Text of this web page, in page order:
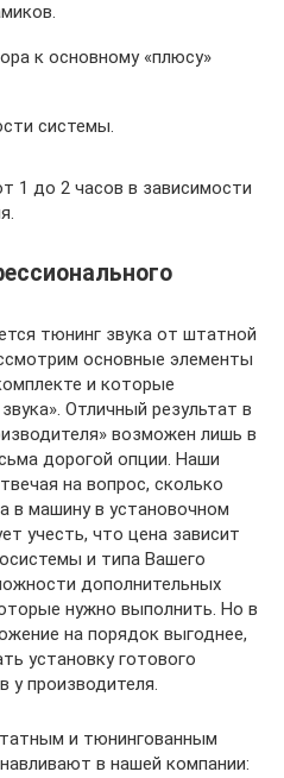
к основному «плюсу»
системы.
1 до 2 часов в зависимости
тюнинг звука от штатной
основные элементы
и которые
Отличный результат в
возможен лишь в
дорогой опции. Наши
на вопрос, сколько
в машину в установочном
учесть, что цена зависит
и типа Вашего
дополнительных
нужно выполнить. Но в
на порядок выгоднее,
установку готового
у производителя.
и тюнингованным
в нашей компании: